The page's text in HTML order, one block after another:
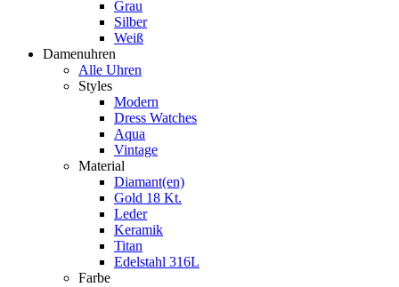
Grau
Silber
Weiß
Damenuhren
Alle Uhren
Styles
Modern
Dress Watches
Aqua
Vintage
Material
Diamant(en)
Gold 18 Kt.
Leder
Keramik
Titan
Edelstahl 316L
Farbe